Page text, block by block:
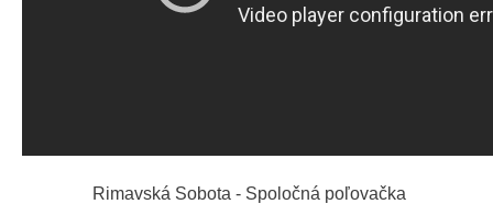
Rimavská Sobota - Spoločná poľovačka